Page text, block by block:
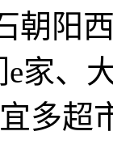
朝阳
家、
多超